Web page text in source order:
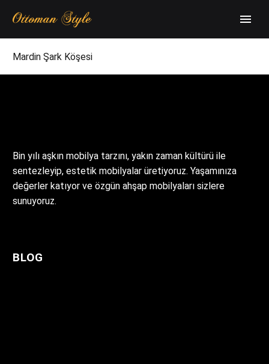
Mardin Şark Köşesi
Bin yılı aşkın mobilya tarzını, yakın zaman kültürü ile
sentezleyip, estetik mobilyalar üretiyoruz. Yaşamınıza
değerler katıyor ve özgün ahşap mobilyaları sizlere
sunuyoruz.
BLOG